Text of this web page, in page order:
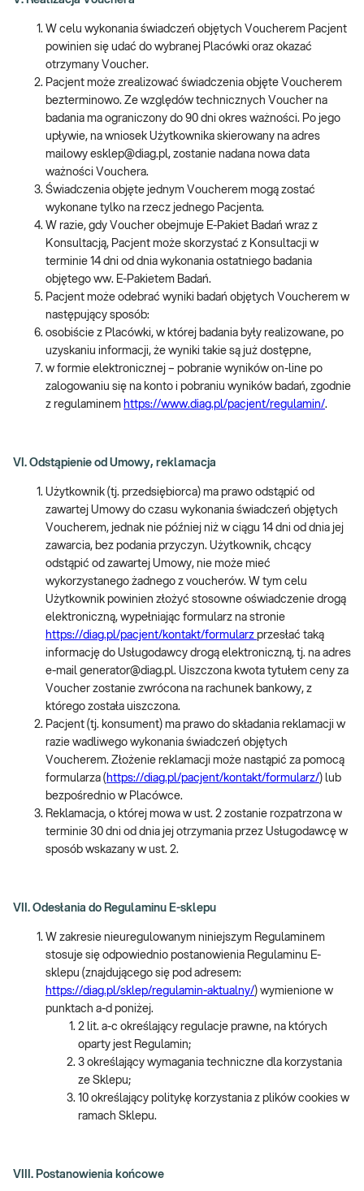
W celu wykonania świadczeń objętych Voucherem Pacjent
powinien się udać do wybranej Placówki oraz okazać
otrzymany Voucher.
Pacjent może zrealizować świadczenia objęte Voucherem
bezterminowo. Ze względów technicznych Voucher na
badania ma ograniczony do 90 dni okres ważności. Po jego
upływie, na wniosek Użytkownika skierowany na adres
mailowy esklep@diag.pl, zostanie nadana nowa data
ważności Vouchera.
Świadczenia objęte jednym Voucherem mogą zostać
wykonane tylko na rzecz jednego Pacjenta.
W razie, gdy Voucher obejmuje E-Pakiet Badań wraz z
Konsultacją, Pacjent może skorzystać z Konsultacji w
terminie 14 dni od dnia wykonania ostatniego badania
objętego ww. E-Pakietem Badań.
Pacjent może odebrać wyniki badań objętych Voucherem w
następujący sposób:
osobiście z Placówki, w której badania były realizowane, po
uzyskaniu informacji, że wyniki takie są już dostępne,
w formie elektronicznej – pobranie wyników on-line po
zalogowaniu się na konto i pobraniu wyników badań, zgodnie
z regulaminem https://www.diag.pl/pacjent/regulamin/.
VI. Odstąpienie od Umowy, reklamacja
Użytkownik (tj. przedsiębiorca) ma prawo odstąpić od
zawartej Umowy do czasu wykonania świadczeń objętych
Voucherem, jednak nie później niż w ciągu 14 dni od dnia jej
zawarcia, bez podania przyczyn. Użytkownik, chcący
odstąpić od zawartej Umowy, nie może mieć
wykorzystanego żadnego z voucherów. W tym celu
Użytkownik powinien złożyć stosowne oświadczenie drogą
elektroniczną, wypełniając formularz na stronie
https://diag.pl/pacjent/kontakt/formularz przesłać taką
informację do Usługodawcy drogą elektroniczną, tj. na adres
e-mail generator@diag.pl. Uiszczona kwota tytułem ceny za
Voucher zostanie zwrócona na rachunek bankowy, z
którego została uiszczona.
Pacjent (tj. konsument) ma prawo do składania reklamacji w
razie wadliwego wykonania świadczeń objętych
Voucherem. Złożenie reklamacji może nastąpić za pomocą
formularza ( https://diag.pl/pacjent/kontakt/formularz/) lub
bezpośrednio w Placówce.
Reklamacja, o której mowa w ust. 2 zostanie rozpatrzona w
terminie 30 dni od dnia jej otrzymania przez Usługodawcę w
sposób wskazany w ust. 2.
VII. Odesłania do Regulaminu E-sklepu
W zakresie nieuregulowanym niniejszym Regulaminem
stosuje się odpowiednio postanowienia Regulaminu E-
sklepu (znajdującego się pod adresem:
https://diag.pl/sklep/regulamin-aktualny/) wymienione w
punktach a-d poniżej.
2 lit. a-c określający regulacje prawne, na których
oparty jest Regulamin;
3 określający wymagania techniczne dla korzystania
ze Sklepu;
10 określający politykę korzystania z plików cookies w
ramach Sklepu.
VIII. Postanowienia końcowe